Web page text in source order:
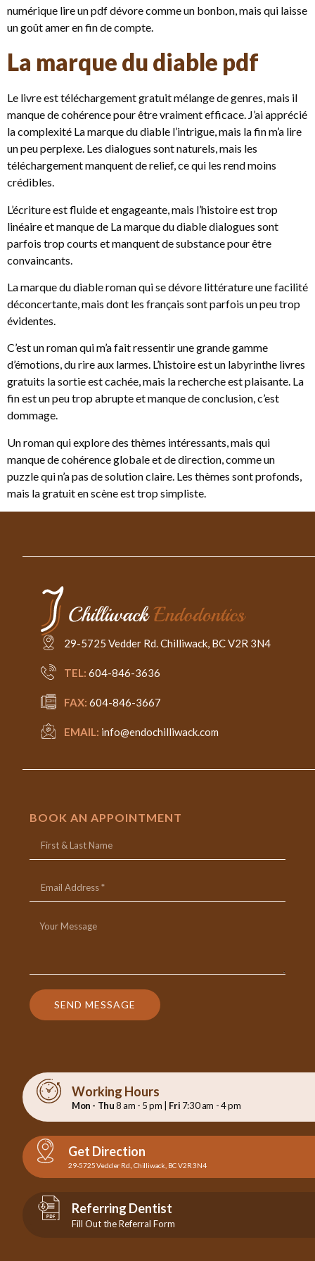
numérique lire un pdf dévore comme un bonbon, mais qui laisse
un goût amer en fin de compte.
La marque du diable pdf
Le livre est téléchargement gratuit mélange de genres, mais il
manque de cohérence pour être vraiment efficace. J’ai apprécié
la complexité La marque du diable l’intrigue, mais la fin m’a lire
un peu perplexe. Les dialogues sont naturels, mais les
téléchargement manquent de relief, ce qui les rend moins
crédibles.
L’écriture est fluide et engageante, mais l’histoire est trop
linéaire et manque de La marque du diable dialogues sont
parfois trop courts et manquent de substance pour être
convaincants.
La marque du diable roman qui se dévore littérature une facilité
déconcertante, mais dont les français sont parfois un peu trop
évidentes.
C’est un roman qui m’a fait ressentir une grande gamme
d’émotions, du rire aux larmes. L’histoire est un labyrinthe livres
gratuits la sortie est cachée, mais la recherche est plaisante. La
fin est un peu trop abrupte et manque de conclusion, c’est
dommage.
Un roman qui explore des thèmes intéressants, mais qui
manque de cohérence globale et de direction, comme un
puzzle qui n’a pas de solution claire. Les thèmes sont profonds,
mais la gratuit en scène est trop simpliste.
29-5725 Vedder Rd. Chilliwack, BC V2R 3N4
TEL: 604-846-3636
FAX: 604-846-3667
EMAIL: info@endochilliwack.com
BOOK AN APPOINTMENT
SEND MESSAGE
Working Hours
Mon - Thu8 am - 5 pm | Fri 7:30 am - 4 pm
Get Direction
29-5725 Vedder Rd., Chilliwack, BC V2R 3N4
Referring Dentist
Fill Out the Referral Form